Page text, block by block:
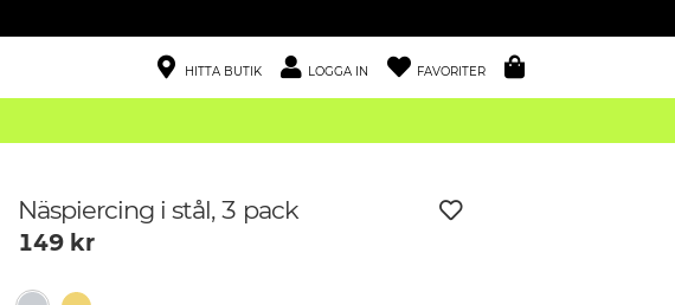
HITTA BUTIK LOGGA IN FAVORITER
Näspiercing i stål, 3 pack
149kr